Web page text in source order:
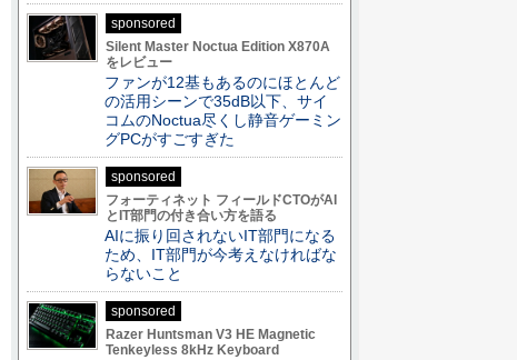
sponsored
Silent Master Noctua Edition X870A
をレビュー
ファンが12基もあるのにほとんど
の活用シーンで35dB以下、サイ
コムのNoctua尽くし静音ゲーミン
グPCがすごすぎた
sponsored
フォーティネット フィールドCTOがAI
とIT部門の付き合い方を語る
AIに振り回されないIT部門になる
ため、IT部門が今考えなければな
らないこと
sponsored
Razer Huntsman V3 HE Magnetic
Tenkeyless 8kHz Keyboard